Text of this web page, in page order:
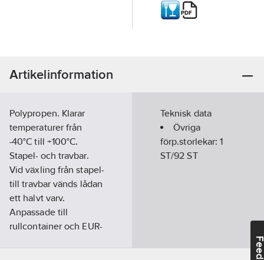
Artikelinformation
Polypropen. Klarar
temperaturer från
-40°C till +100°C.
Stapel- och travbar.
Vid växling från stapel-
till travbar vänds lådan
ett halvt varv.
Anpassade till
rullcontainer och EUR-
Teknisk data
Övriga
förp.storlekar:1
ST/92 ST